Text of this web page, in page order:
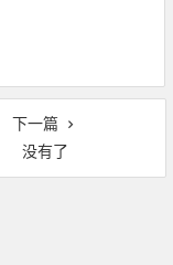
下一篇
没有了